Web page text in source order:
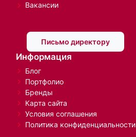
Вакансии
Письмо директору
Информация
Блог
Портфолио
Бренды
Карта сайта
Условия соглашения
Политика конфиденциальности